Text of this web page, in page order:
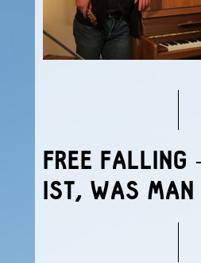
FREE
IST, WAS MAN